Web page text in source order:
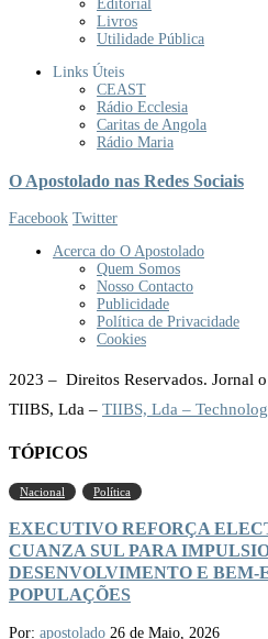
Editorial
Livros
Utilidade Pública
Links Úteis
CEAST
Rádio Ecclesia
Caritas de Angola
Rádio Maria
O Apostolado nas Redes Sociais
Facebook Twitter
Acerca do O Apostolado
Quem Somos
Nosso Contacto
Publicidade
Política de Privacidade
Cookies
2023 – Direitos Reservados. Jornal
TIIBS, Lda – TIIBS, Lda –
TÓPICOS
Nacional Política
EXECUTIVO REFORÇA
CUANZA SUL PARA
DESENVOLVIMENTO E BEM-
POPULAÇÕES
Por: apostolado 26 de Maio, 2026